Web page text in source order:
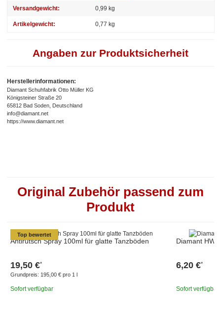
Versandgewicht: 0,99 kg
Artikelgewicht: 0,77 kg
Angaben zur Produktsicherheit
Herstellerinformationen:
Diamant Schuhfabrik Otto Müller KG
Königsteiner Straße 20
65812 Bad Soden, Deutschland
info@diamant.net
https://www.diamant.net
Original Zubehör passend zum
Produkt
Top bewertet
Antirutsch Spray 100ml für glatte Tanzböden
19,50 €*
Grundpreis: 195,00 € pro 1 l
Sofort verfügbar
Diamant
6,20 €*
Sofort verfügbar